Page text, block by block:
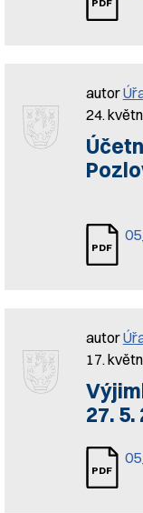
autor
24.
autor
17.
27. 5.